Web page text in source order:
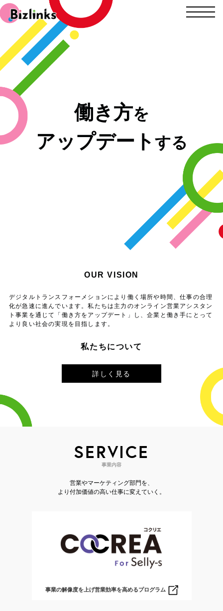
働き方を
アップデート する
OUR VISION
デジタルトランスフォーメションにより働く場所や時間、仕事の合理
化が急速に進んでいます。私たちは主力のオンライン営業アシスタン
ト事業を通じて「働き方をアップデート」し、企業と働き手にとって
より良い社会の実現を目指します。
私たちについて
詳しく見る
SERVICE
事業内容
営業やマーケティング部門を、
より付加価値の高い仕事に変えていく。
事業の解像度を上げ営業効率を高めるプログラム